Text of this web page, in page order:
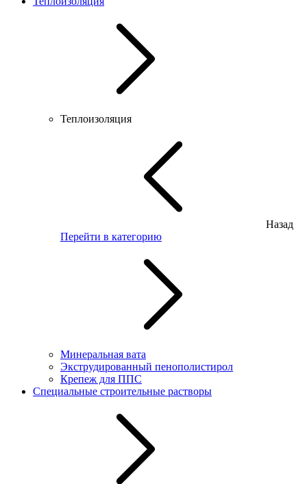
Теплоизоляция
Назад
Перейти в категорию
Минеральная вата
Экструдированный пенополистирол
Крепеж для ППС
Специальные строительные растворы